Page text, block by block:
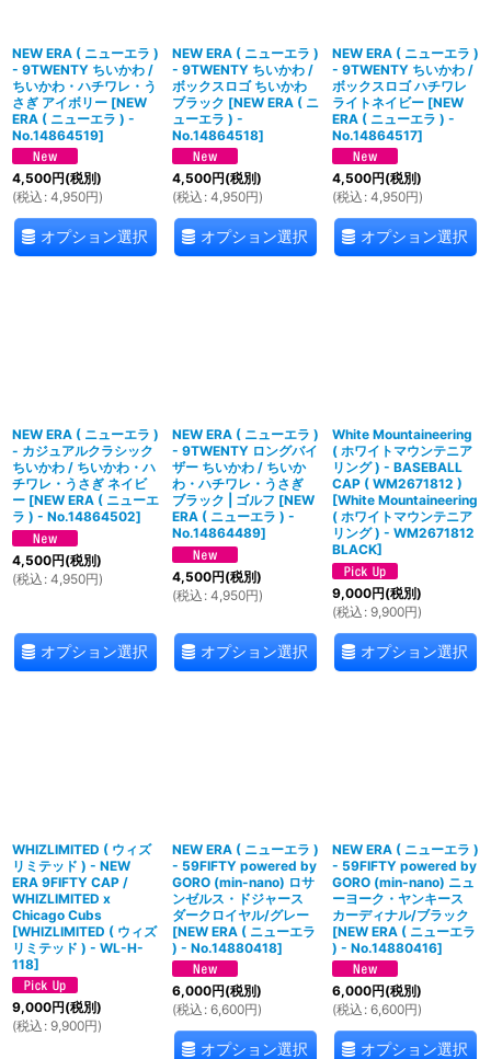
NEW ERA ( ニューエラ )
- 9TWENTY ちいかわ /
ちいかわ・ハチワレ・う
さぎ アイボリー [NEW
ERA ( ニューエラ ) -
No.14864519]
4,500円(税別)
(税込 : 4,950円)
オプション選択
NEW ERA ( ニューエラ )
- 9TWENTY ちいかわ /
ボックスロゴ ちいかわ
ブラック [NEW ERA ( ニ
ューエラ ) -
No.14864518]
4,500円(税別)
(税込 : 4,950円)
オプション選択
NEW ERA ( ニューエラ )
- 9TWENTY ちいかわ /
ボックスロゴ ハチワレ
ライトネイビー [NEW
ERA ( ニューエラ ) -
No.14864517]
4,500円(税別)
(税込 : 4,950円)
オプション選択
NEW ERA ( ニューエラ )
- カジュアルクラシック
ちいかわ / ちいかわ・ハ
チワレ・うさぎ ネイビ
ー [NEW ERA ( ニューエ
ラ ) - No.14864502]
4,500円(税別)
(税込 : 4,950円)
オプション選択
NEW ERA ( ニューエラ )
- 9TWENTY ロングバイ
ザー ちいかわ / ちいか
わ・ハチワレ・うさぎ
ブラック | ゴルフ [NEW
ERA ( ニューエラ ) -
No.14864489]
4,500円(税別)
(税込 : 4,950円)
オプション選択
White Mountaineering
( ホワイトマウンテニア
リング ) - BASEBALL
CAP ( WM2671812 )
[White Mountaineering
( ホワイトマウンテニア
リング ) - WM2671812
BLACK]
9,000円(税別)
(税込 : 9,900円)
オプション選択
WHIZLIMITED ( ウィズ
リミテッド ) - NEW
ERA 9FIFTY CAP /
WHIZLIMITED x
Chicago Cubs
[WHIZLIMITED ( ウィズ
リミテッド ) - WL-H-
118]
9,000円(税別)
(税込 : 9,900円)
NEW ERA ( ニューエラ )
- 59FIFTY powered by
GORO (min-nano) ロサ
ンゼルス・ドジャース
ダークロイヤル/グレー
[NEW ERA ( ニューエラ
) - No.14880418]
6,000円(税別)
(税込 : 6,600円)
オプション選択
NEW ERA ( ニューエラ )
- 59FIFTY powered by
GORO (min-nano) ニュ
ーヨーク・ヤンキース
カーディナル/ブラック
[NEW ERA ( ニューエラ
) - No.14880416]
6,000円(税別)
(税込 : 6,600円)
オプション選択